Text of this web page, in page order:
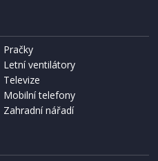
S-BAG SMS)
Pračky
Letní ventilátory
Televize
Mobilní telefony
Zahradní nářadí